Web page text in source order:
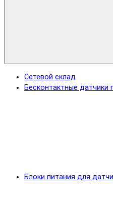
Сетевой склад
Бесконтактные
Блоки питания для